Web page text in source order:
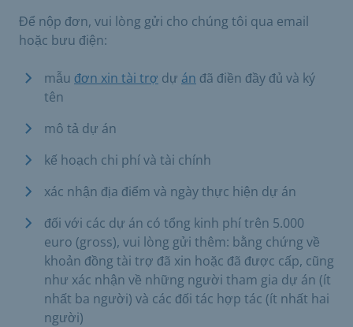
Để nộp đơn, vui lòng gửi cho chúng tôi qua email
hoặc bưu điện:
mẫu đơn xin tài trợ dự án đã điền đầy đủ và ký
tên
mô tả dự án
kế hoạch chi phí và tài chính
xác nhận địa điểm và ngày thực hiện dự án
đối với các dự án có tổng kinh phí trên 5.000
euro (gross), vui lòng gửi thêm: bằng chứng về
khoản đồng tài trợ đã xin hoặc đã được cấp, cũng
như xác nhận về những người tham gia dự án (ít
nhất ba người) và các đối tác hợp tác (ít nhất hai
người)